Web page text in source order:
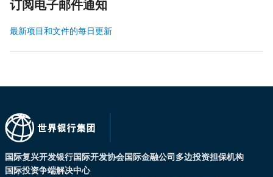
订阅电子邮件通知
最新项目和文件的每日更新
国际复兴开发银行国际开发协会国际金融公司多边投资担保机构
国际投资争端解决中心